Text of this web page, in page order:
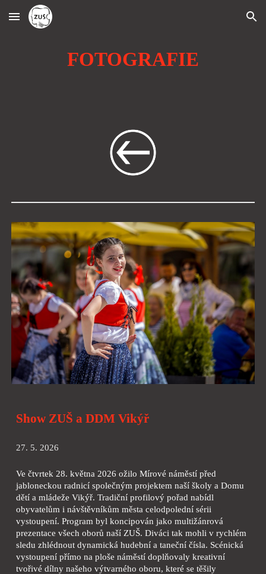
Skip to main content Skip to navigation
FOTOGRAFIE
Show ZUŠ a DDM Vikýř
27. 5. 2026
Ve čtvrtek 28. května 2026 ožilo Mírové náměstí před
jabloneckou radnicí společným projektem naší školy a Domu
dětí a mládeže Vikýř. Tradiční profilový pořad nabídl
obyvatelům i návštěvníkům města celodpolední sérii
vystoupení. Program byl koncipován jako multižánrová
prezentace všech oborů naší ZUŠ. Diváci tak mohli v rychlém
sledu zhlédnout dynamická hudební a taneční čísla. Scénická
vystoupení přímo na ploše náměstí doplňovaly kreativní
tvořivé dílny našeho výtvarného oboru, které se těšily